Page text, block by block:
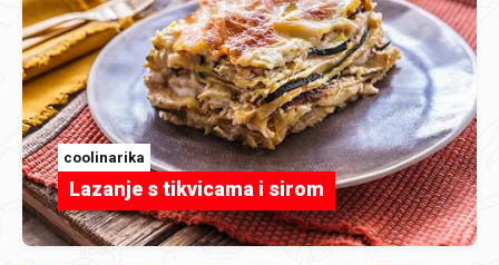
coolinarika
Lazanje s tikvicama i sirom